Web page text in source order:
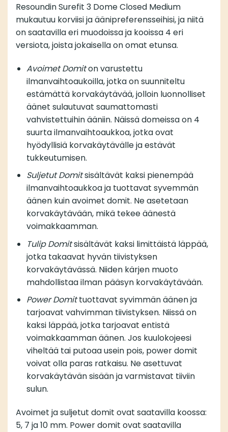
Resoundin Surefit 3 Dome Closed Medium
mukautuu korviisi ja äänipreferensseihisi, ja niitä
on saatavilla eri muodoissa ja kooissa 4 eri
versiota, joista jokaisella on omat etunsa.
Avoimet Domiton varustettu
ilmanvaihtoaukoilla, jotka on suunniteltu
estämättä korvakäytävää, jolloin luonnolliset
äänet sulautuvat saumattomasti
vahvistettuihin ääniin. Näissä domeissa on 4
suurta ilmanvaihtoaukkoa, jotka ovat
hyödyllisiä korvakäytävälle ja estävät
tukkeutumisen.
Suljetut Domitsisältävät kaksi pienempää
ilmanvaihtoaukkoa ja tuottavat syvemmän
äänen kuin avoimet domit. Ne asetetaan
korvakäytävään, mikä tekee äänestä
voimakkaamman.
Tulip Domitsisältävät kaksi limittäistä läppää,
jotka takaavat hyvän tiivistyksen
korvakäytävässä. Niiden kärjen muoto
mahdollistaa ilman pääsyn korvakäytävään.
Power Domittuottavat syvimmän äänen ja
tarjoavat vahvimman tiivistyksen. Niissä on
kaksi läppää, jotka tarjoavat entistä
voimakkaamman äänen. Jos kuulokojeesi
viheltää tai putoaa usein pois, power domit
voivat olla paras ratkaisu. Ne asettuvat
korvakäytävän sisään ja varmistavat tiiviin
sulun.
Avoimet ja suljetut domit ovat saatavilla koossa:
5, 7 ja 10 mm. Power domit ovat saatavilla